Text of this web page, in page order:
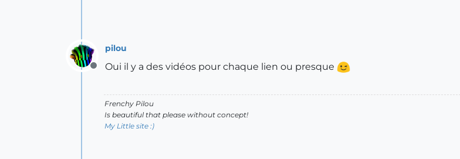
Offline
pilou
Oui il y a des vidéos pour chaque lien ou presque
Frenchy Pilou
Is beautiful that please without concept!
My Little site :)